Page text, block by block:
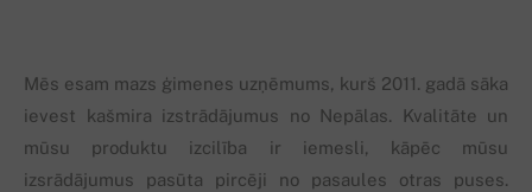
Mēs esam mazs ģimenes uzņēmums, kurš 2011. gadā sāka
ievest kašmira izstrādājumus no Nepālas. Kvalitāte un
mūsu produktu izcilība ir iemesli, kāpēc mūsu
izsrādājumus pasūta pircēji no pasaules otras puses.